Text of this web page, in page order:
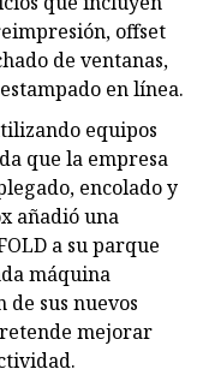
offset
de ventanas,
en línea.
equipos
que la empresa
encolado y
añadió una
a su parque
máquina
de sus nuevos
mejorar